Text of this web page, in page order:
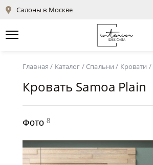
Салоны в Москве
Главная / Каталог / Спальни / Кровати /
Кровать Samoa Plain
Фото 8